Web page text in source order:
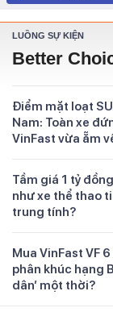
LUỒNG SỰ KIỆN
Better
Điểm mặt loạt
Nam: Toàn xe
VinFast vừa ẵm
Tầm giá 1 tỷ
như xe thể thao
trung tính?
Mua VinFast VF
phân khúc hạng
dân’ một thời?